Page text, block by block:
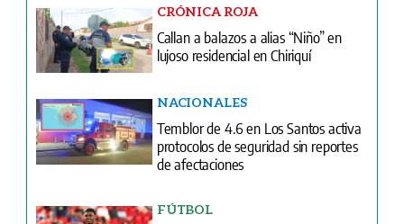
CRÓNICA ROJA
Callan a balazos a alias “Niño” en
lujoso residencial en Chiriquí
NACIONALES
Temblor de 4.6 en Los Santos activa
protocolos de seguridad sin reportes
de afectaciones
FÚTBOL